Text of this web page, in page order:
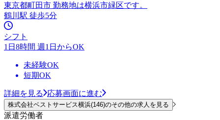
東京都町田市 勤務地は横浜市緑区です。
鶴川駅 徒歩5分
シフト
1日8時間 週1日からOK
未経験OK
短期OK
詳細を見る 応募画面に進む
株式会社ベストサービス横浜(146)のその他の求人を見る
派遣労働者